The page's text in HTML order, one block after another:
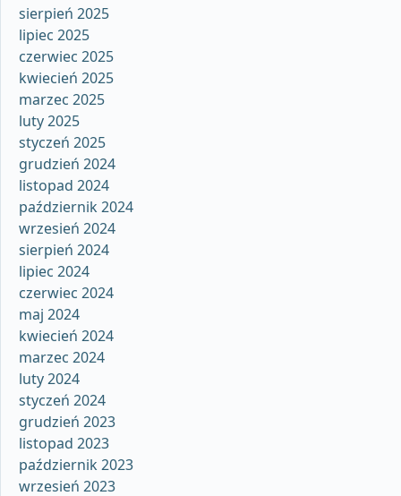
sierpień 2025
lipiec 2025
czerwiec 2025
kwiecień 2025
marzec 2025
luty 2025
styczeń 2025
grudzień 2024
listopad 2024
październik 2024
wrzesień 2024
sierpień 2024
lipiec 2024
czerwiec 2024
maj 2024
kwiecień 2024
marzec 2024
luty 2024
styczeń 2024
grudzień 2023
listopad 2023
październik 2023
wrzesień 2023